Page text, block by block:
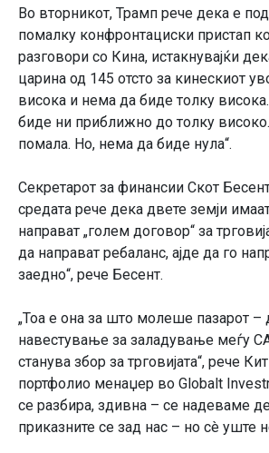
Во вторникот, Трамп рече дека е
помалку конфронтациски пристап
разговори со Кина, истакнувајќи
царина од 145 отсто за кинескиот
висока и нема да биде толку
биде ни приближно до толку
помала. Но, нема да биде нула“.
Секретарот за финансии Скот
средата рече дека двете земји
направат „голем договор“ за
да направат ребаланс, ајде да го
заедно“, рече Бесент.
„Тоа е она за што молеше пазарот –
навестување за заладување меѓу
станува збор за трговијата“, рече
портфолио менаџер во Globalt
се разбира, здивна – се надеваме
приказните се зад нас – но сè уште